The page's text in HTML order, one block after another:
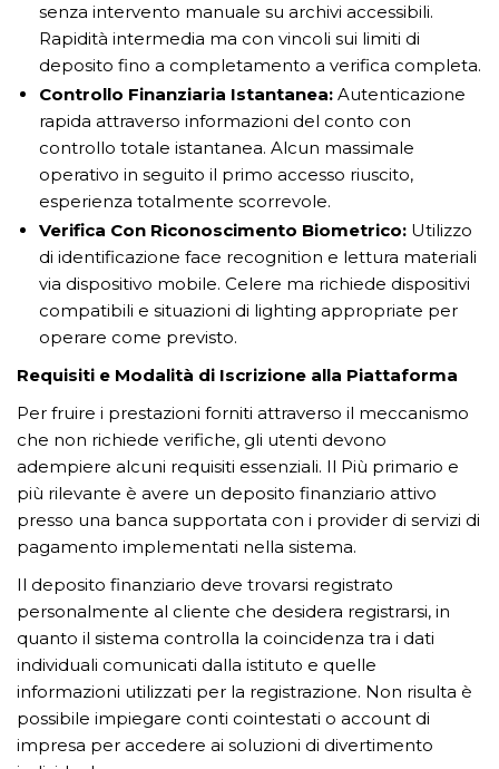
senza intervento manuale su archivi accessibili.
Rapidità intermedia ma con vincoli sui limiti di
deposito fino a completamento a verifica completa.
Controllo Finanziaria Istantanea: Autenticazione
rapida attraverso informazioni del conto con
controllo totale istantanea. Alcun massimale
operativo in seguito il primo accesso riuscito,
esperienza totalmente scorrevole.
Verifica Con Riconoscimento Biometrico: Utilizzo
di identificazione face recognition e lettura materiali
via dispositivo mobile. Celere ma richiede dispositivi
compatibili e situazioni di lighting appropriate per
operare come previsto.
Requisiti e Modalità di Iscrizione alla Piattaforma
Per fruire i prestazioni forniti attraverso il meccanismo
che non richiede verifiche, gli utenti devono
adempiere alcuni requisiti essenziali. Il Più primario e
più rilevante è avere un deposito finanziario attivo
presso una banca supportata con i provider di servizi di
pagamento implementati nella sistema.
Il deposito finanziario deve trovarsi registrato
personalmente al cliente che desidera registrarsi, in
quanto il sistema controlla la coincidenza tra i dati
individuali comunicati dalla istituto e quelle
informazioni utilizzati per la registrazione. Non risulta è
possibile impiegare conti cointestati o account di
impresa per accedere ai soluzioni di divertimento